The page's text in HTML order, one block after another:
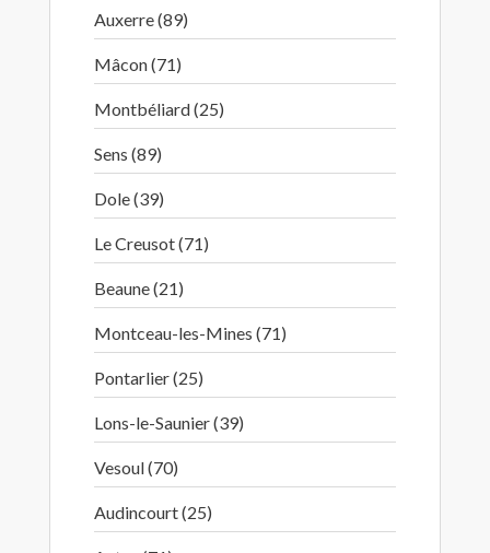
Auxerre (89)
Mâcon (71)
Montbéliard (25)
Sens (89)
Dole (39)
Le Creusot (71)
Beaune (21)
Montceau-les-Mines (71)
Pontarlier (25)
Lons-le-Saunier (39)
Vesoul (70)
Audincourt (25)